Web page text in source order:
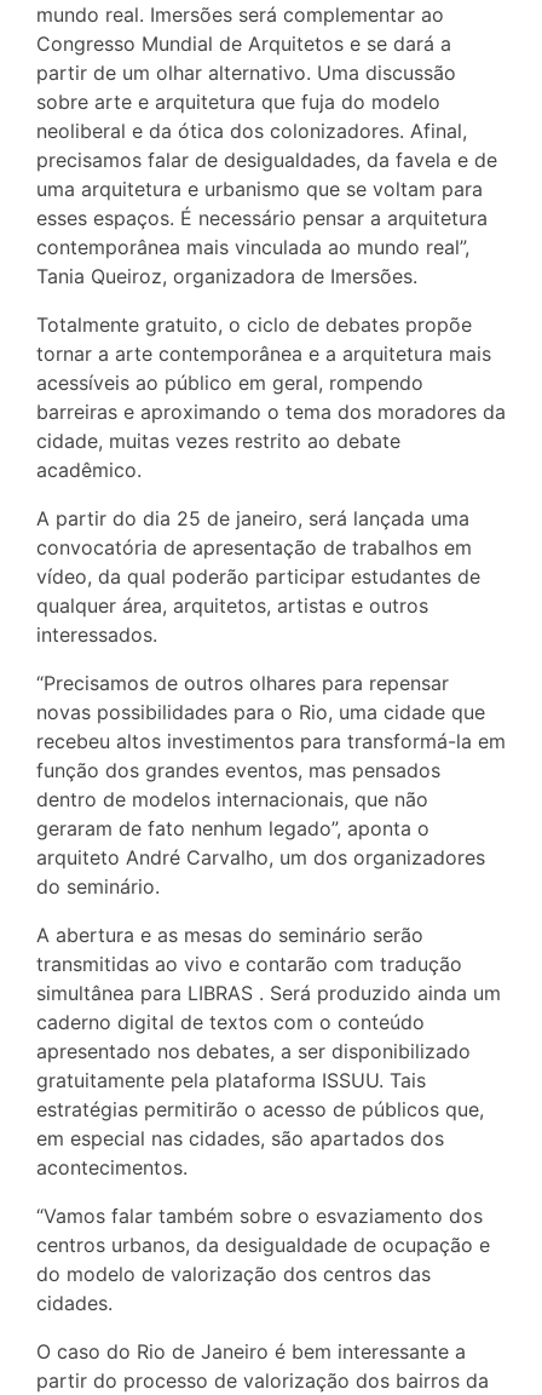
mundo real. Imersões será complementar ao
Congresso Mundial de Arquitetos e se dará a
partir de um olhar alternativo. Uma discussão
sobre arte e arquitetura que fuja do modelo
neoliberal e da ótica dos colonizadores. Afinal,
precisamos falar de desigualdades, da favela e de
uma arquitetura e urbanismo que se voltam para
esses espaços. É necessário pensar a arquitetura
contemporânea mais vinculada ao mundo real”,
Tania Queiroz, organizadora de Imersões.
Totalmente gratuito, o ciclo de debates propõe
tornar a arte contemporânea e a arquitetura mais
acessíveis ao público em geral, rompendo
barreiras e aproximando o tema dos moradores da
cidade, muitas vezes restrito ao debate
acadêmico.
A partir do dia 25 de janeiro, será lançada uma
convocatória de apresentação de trabalhos em
vídeo, da qual poderão participar estudantes de
qualquer área, arquitetos, artistas e outros
interessados.
“Precisamos de outros olhares para repensar
novas possibilidades para o Rio, uma cidade que
recebeu altos investimentos para transformá-la em
função dos grandes eventos, mas pensados
dentro de modelos internacionais, que não
geraram de fato nenhum legado”, aponta o
arquiteto André Carvalho, um dos organizadores
do seminário.
A abertura e as mesas do seminário serão
transmitidas ao vivo e contarão com tradução
simultânea para LIBRAS . Será produzido ainda um
caderno digital de textos com o conteúdo
apresentado nos debates, a ser disponibilizado
gratuitamente pela plataforma ISSUU. Tais
estratégias permitirão o acesso de públicos que,
em especial nas cidades, são apartados dos
acontecimentos.
“Vamos falar também sobre o esvaziamento dos
centros urbanos, da desigualdade de ocupação e
do modelo de valorização dos centros das
cidades.
O caso do Rio de Janeiro é bem interessante a
partir do processo de valorização dos bairros da